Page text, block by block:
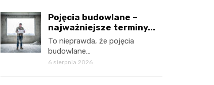
Pojęcia budowlane –
najważniejsze terminy...
To nieprawda, że pojęcia
budowlane…
6 sierpnia 2026